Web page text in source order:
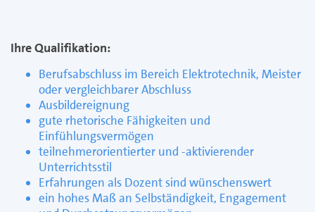
Ihre Qualifikation:
Berufsabschluss im Bereich Elektrotechnik, Meister
oder vergleichbarer Abschluss
Ausbildereignung
gute rhetorische Fähigkeiten und
Einfühlungsvermögen
teilnehmerorientierter und -aktivierender
Unterrichtsstil
Erfahrungen als Dozent sind wünschenswert
ein hohes Maß an Selbständigkeit, Engagement